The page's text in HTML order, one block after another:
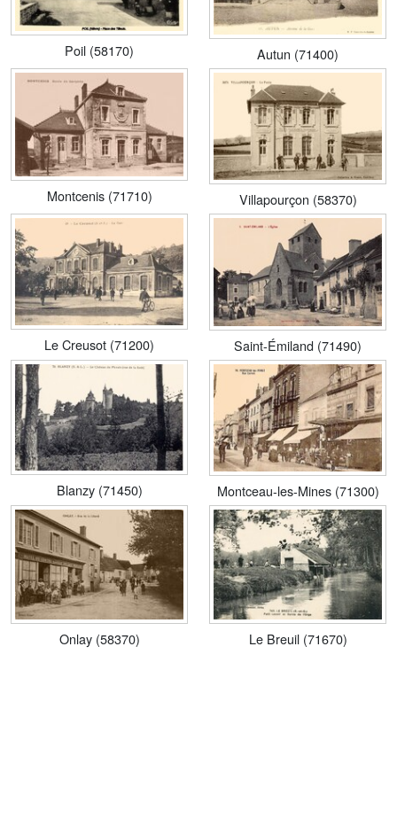
Poil (58170) Autun (71400)
Montcenis (71710) Villapourçon (58370)
Le Creusot (71200) Saint-Émiland (71490)
Blanzy (71450) Montceau-les-Mines (71300)
Onlay (58370) Le Breuil (71670)